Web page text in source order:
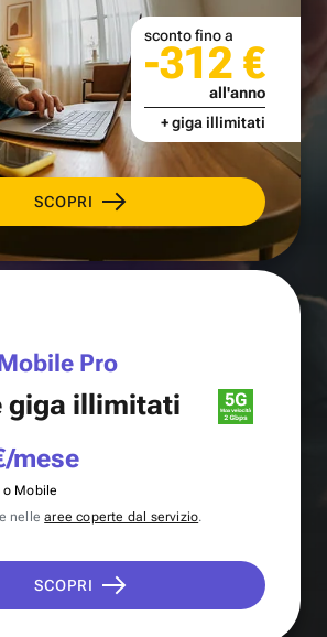
SCOPRI
sconto fino a
-312 €
all'anno
+ giga illimitati
Pro
giga illimitati
mese
Mobile
nellearee coperte dal servizio.
SCOPRI